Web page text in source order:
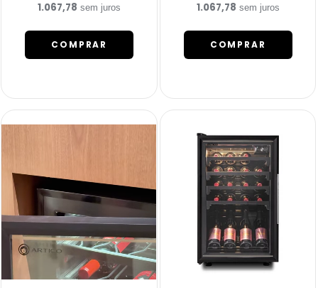
1.067,78 sem juros
COMPRAR
1.067,78 sem juros
COMPRAR